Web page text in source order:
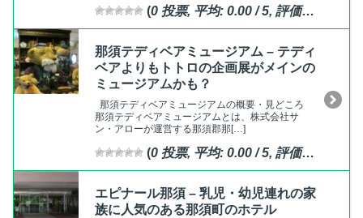
(0 投票, 平均: 0.00 / 5, 評価済
那須テディベアミュージアム – テディ
ベアよりもトトロの企画展がメインの
ミュージアムかも？
那須テディベアミュージアムの概要・見どころ
那須テディベアミュージアムとは、株式会社サ
ン・アローが運営する那須郡那[…]
(0 投票, 平均: 0.00 / 5, 評価済
エピナール那須 – 乳児・幼児連れの家
族に人気のある那須町のホテル